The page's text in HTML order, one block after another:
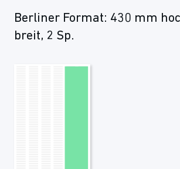
Berliner Format: 430 mm
breit, 2 Sp.